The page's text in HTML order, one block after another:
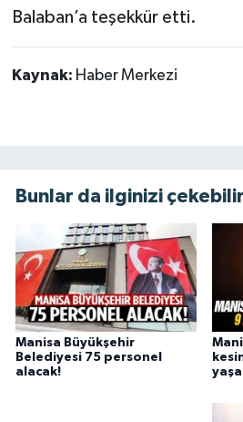
Balaban’a teşekkür etti.
Kaynak: Haber Merkezi
Bunlar da ilginizi çekebilir
Manisa Büyükşehir
Belediyesi 75 personel
alacak!